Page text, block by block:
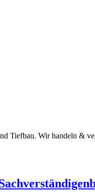
Tiefbau. Wir handeln &